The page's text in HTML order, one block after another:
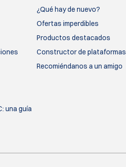
una guía
¿Qué hay de nuevo?
Ofertas imperdibles
Productos destacados
Constructor de plataformas
Recomiéndanos a un amigo